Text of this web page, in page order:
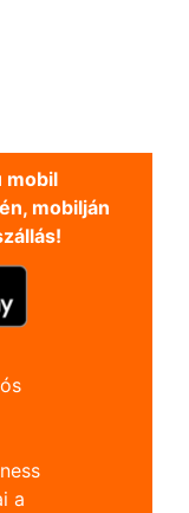
mobil
mobilján
a